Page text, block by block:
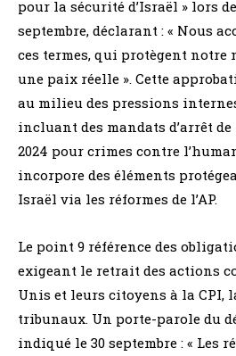
pour la sécurité d’Israël » lors
septembre, déclarant : « Nous
ces termes, qui protègent
une paix réelle ». Cette
au milieu des pressions
incluant des mandats d’arrêt de
2024 pour crimes contre
incorpore des éléments
Israël via les réformes de l’AP.
Le point 9 référence des
exigeant le retrait des actions
Unis et leurs citoyens à la CPI,
tribunaux. Un porte-parole du
indiqué le 30 septembre : « Les